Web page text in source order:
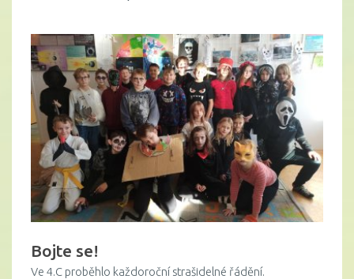
Bojte se!
Ve 4.C proběhlo každoroční strašidelné řádění.